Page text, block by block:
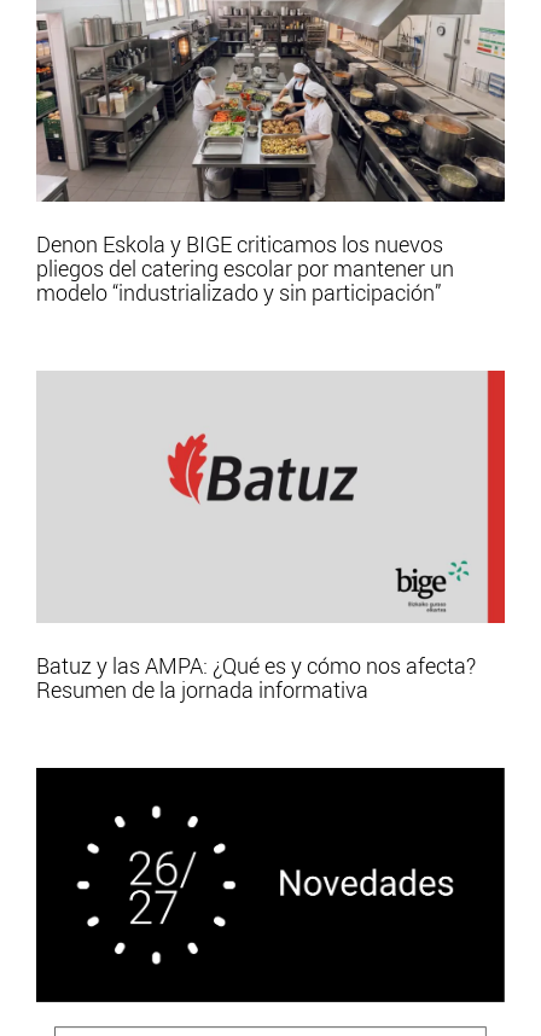
Denon Eskola y BIGE criticamos los nuevos
pliegos del catering escolar por mantener un
modelo “industrializado y sin participación”
Batuz y las AMPA: ¿Qué es y cómo nos afecta?
Resumen de la jornada informativa